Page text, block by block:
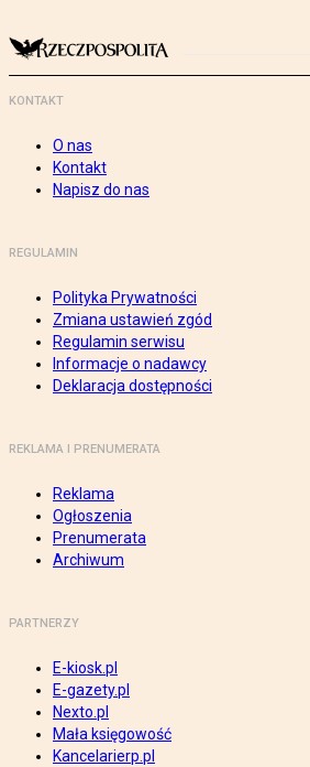
KONTAKT
O nas
Kontakt
Napisz do nas
REGULAMIN
Polityka Prywatności
Zmiana ustawień zgód
Regulamin serwisu
Informacje o nadawcy
Deklaracja dostępności
REKLAMA I PRENUMERATA
Reklama
Ogłoszenia
Prenumerata
Archiwum
PARTNERZY
E-kiosk.pl
E-gazety.pl
Nexto.pl
Mała księgowość
Kancelarierp.pl